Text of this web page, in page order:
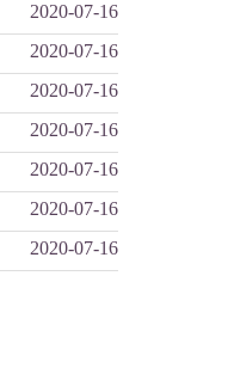
2020-07-16
2020-07-16
2020-07-16
2020-07-16
2020-07-16
2020-07-16
2020-07-16